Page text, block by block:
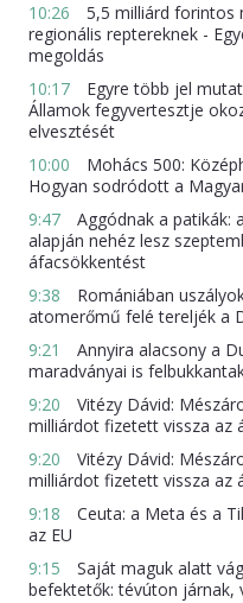
10:26
5,5 milliárd forintos
regionális reptereknek -
megoldás
10:17
Egyre több jel
Államok fegyvertesztje
elvesztését
10:00
Mohács 500:
Hogyan sodródott a
9:47
Aggódnak a patikák:
alapján nehéz lesz
áfacsökkentést
9:38
Romániában
atomerőmű felé tereljék a
9:21
Annyira alacsony a
maradványai is
9:20
Vitézy Dávid:
milliárdot fizetett vissza az
9:20
Vitézy Dávid:
milliárdot fizetett vissza az
9:18
Ceuta: a Meta és a
az EU
9:15
Saját maguk alatt
befektetők: tévúton járnak,